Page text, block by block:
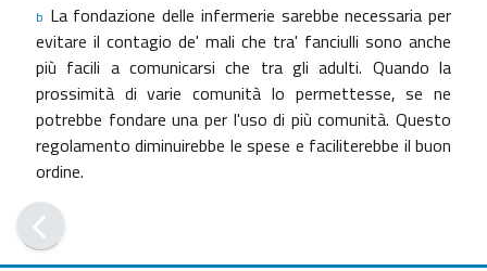
b La fondazione delle infermerie sarebbe necessaria per
evitare il contagio de' mali che tra' fanciulli sono anche
più facili a comunicarsi che tra gli adulti. Quando la
prossimità di varie comunità lo permettesse, se ne
potrebbe fondare una per l'uso di più comunità. Questo
regolamento diminuirebbe le spese e faciliterebbe il buon
ordine.